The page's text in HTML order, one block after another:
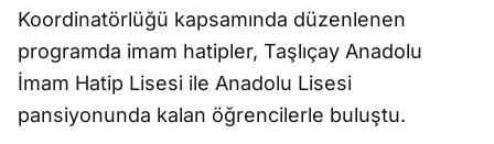
Koordinatörlüğü kapsamında düzenlenen
programda imam hatipler, Taşlıçay Anadolu
İmam Hatip Lisesi ile Anadolu Lisesi
pansiyonunda kalan öğrencilerle buluştu.